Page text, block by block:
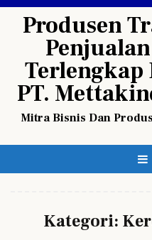
Produsen
Terlengkap
PT.
Mitra Bisnis Dan
Kategori: